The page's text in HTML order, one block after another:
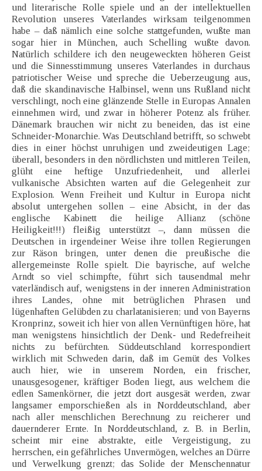
und literarische Rolle spiele und an der intellektuellen
Revolution unseres Vaterlandes wirksam teilgenommen
habe – daß nämlich eine solche stattgefunden, wußte man
sogar hier in München, auch Schelling wußte davon.
Natürlich schildere ich den neugeweckten höheren Geist
und die Sinnesstimmung unseres Vaterlandes in durchaus
patriotischer Weise und spreche die Ueberzeugung aus,
daß die skandinavische Halbinsel, wenn uns Rußland nicht
verschlingt, noch eine glänzende Stelle in Europas Annalen
einnehmen wird, und zwar in höherer Potenz als früher.
Dänemark brauchen wir nicht zu beneiden, das ist eine
Schneider-Monarchie. Was Deutschland betrifft, so schwebt
dies in einer höchst unruhigen und zweideutigen Lage;
überall, besonders in den nördlichsten und mittleren Teilen,
glüht eine heftige Unzufriedenheit, und allerlei
vulkanische Absichten warten auf die Gelegenheit zur
Explosion. Wenn Freiheit und Kultur in Europa nicht
absolut untergehen sollen – eine Absicht, in der das
englische Kabinett die heilige Allianz (schöne
Heiligkeit!!!) fleißig unterstützt –, dann müssen die
Deutschen in irgendeiner Weise ihre tollen Regierungen
zur Räson bringen, unter denen die preußische die
allergemeinste Rolle spielt. Die bayrische, auf welche
Arndt so viel schimpfte, führt sich tausendmal mehr
vaterländisch auf, wenigstens in der inneren Administration
ihres Landes, ohne mit betrüglichen Phrasen und
lügenhaften Gelübden zu charlatanisieren; und von Bayerns
Kronprinz, soweit ich hier von allen Vernünftigen höre, hat
man wenigstens hinsichtlich der Denk- und Redefreiheit
nichts zu befürchten. Süddeutschland korrespondiert
wirklich mit Schweden darin, daß im Gemüt des Volkes
auch hier, wie in unserem Norden, ein frischer,
unausgesogener, kräftiger Boden liegt, aus welchem die
edlen Samenkörner, die jetzt dort ausgesät werden, zwar
langsamer emporschießen als in Norddeutschland, aber
nach aller menschlichen Berechnung zu reicherer und
dauernderer Ernte. In Norddeutschland, z. B. in Berlin,
scheint mir eine abstrakte, eitle Vergeistigung, zu
herrschen, ein gefährliches Unvermögen, welches an Dürre
und Verwelkung grenzt; das Solide der Menschennatur